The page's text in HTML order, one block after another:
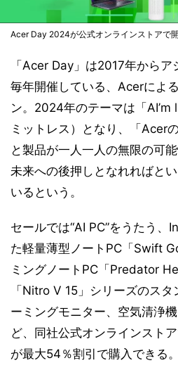
Acer Day 2024が公式オンラインストアで
「Acer Day」は2017年から
毎年開催している、Acerによ
ン。2024年のテーマは「AI’m
ミットレス）となり、「Acer
と製品が一人一人の無限の可
未来への後押しとなれればと
いるという。
セールでは“AI PC”をうたう
た軽量薄型ノートPC「Swift
ミングノートPC「Predator
「Nitro V 15」シリーズのス
ーミングモニター、空気清浄
ど、同社公式オンラインスト
が最大54％割引で購入できる。